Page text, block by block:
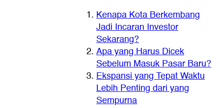
Kenapa Kota Berkembang
Jadi Incaran Investor
Sekarang?
Apa yang Harus Dicek
Sebelum Masuk Pasar Baru?
Ekspansi yang Tepat Waktu
Lebih Penting dari yang
Sempurna